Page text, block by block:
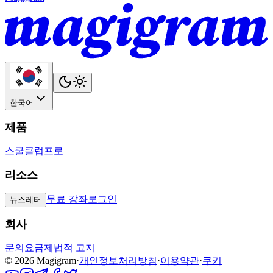
한국어
제품
스쿨클럽 프로
리소스
뉴스레터 무료 강좌로그인
회사
문의 요금제 법적 고지
© 2026 Magigram·개인정보처리방침·이용약관·쿠키